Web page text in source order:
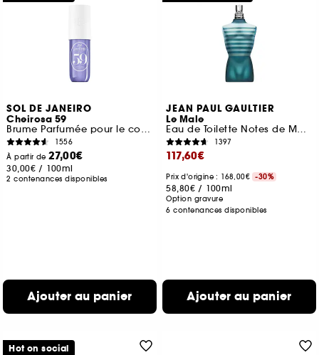
SOL DE JANEIRO
Cheirosa 59
Brume Parfumée pour le corps et les cheveux
1556
À partir de27,00€
30,00€ / 100ml
2 contenances disponibles
Ajouter au panier
JEAN PAUL GAULTIER
Le Male
Eau de Toilette Notes de Menthe, Lavande et Vanille
1397
117,60€
Prix d'origine : 168,00€ -30%
58,80€ / 100ml
Option gravure
6 contenances disponibles
Ajouter au panier
Hot on social